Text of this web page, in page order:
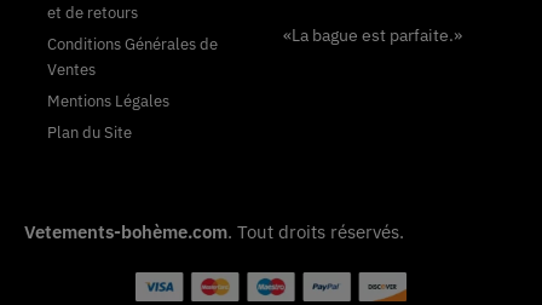
et de retours
Conditions Générales de
Ventes
Mentions Légales
Plan du Site
«La bague est parfaite.»
Vetements-bohème.com. Tout droits réservés.